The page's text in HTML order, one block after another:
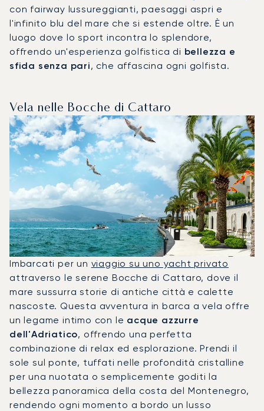
con fairway lussureggianti, paesaggi aspri e
l'infinito blu del mare che si estende oltre. È un
luogo dove lo sport incontra lo splendore,
offrendo un'esperienza golfistica di bellezza e
sfida senza pari, che affascina ogni golfista.
Vela nelle Bocche di Cattaro
Imbarcati per un viaggio su uno yacht privato
attraverso le serene Bocche di Cattaro, dove il
mare sussurra storie di antiche città e calette
nascoste. Questa avventura in barca a vela offre
un legame intimo con le acque azzurre
dell'Adriatico, offrendo una perfetta
combinazione di relax ed esplorazione. Prendi il
sole sul ponte, tuffati nelle profondità cristalline
per una nuotata o semplicemente goditi la
bellezza panoramica della costa del Montenegro,
rendendo ogni momento a bordo un lusso